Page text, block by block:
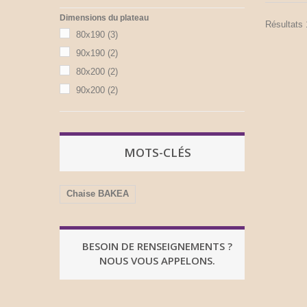
Dimensions du plateau
80x190 (3)
90x190 (2)
80x200 (2)
90x200 (2)
MOTS-CLÉS
Chaise BAKEA
BESOIN DE RENSEIGNEMENTS ?
NOUS VOUS APPELONS.
Résultats